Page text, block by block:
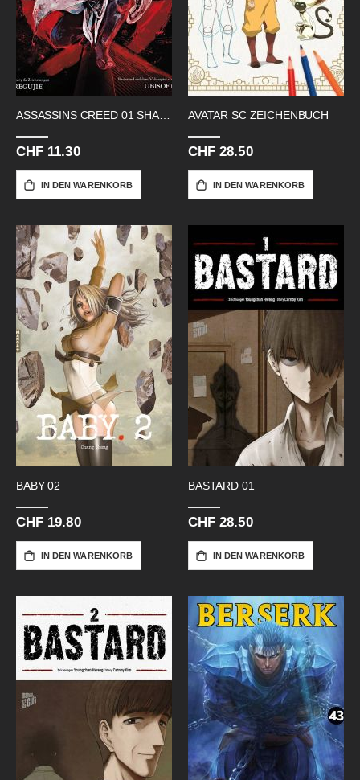
ASSASSINS CREED 01 SHADOWS
CHF 11.30
IN DEN WARENKORB
AVATAR SC ZEICHENBUCH
CHF 28.50
IN DEN WARENKORB
BABY 02
CHF 19.80
IN DEN WARENKORB
BASTARD 01
CHF 28.50
IN DEN WARENKORB